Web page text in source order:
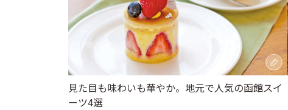
見た目も味わいも華やか。地元で人気の函館スイ
ーツ4選